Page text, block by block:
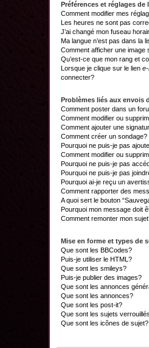
Préférences et réglages de
Comment modifier mes
Les heures ne sont pas
J’ai changé mon fuseau
Ma langue n’est pas dans la
Comment afficher une image
Qu’est-ce que mon rang et
Lorsque je clique sur le lien
connecter?
Problèmes liés aux envois
Comment poster dans un
Comment modifier ou
Comment ajouter une
Comment créer un sondage?
Pourquoi ne puis-je pas
Comment modifier ou
Pourquoi ne puis-je pas
Pourquoi ne puis-je pas
Pourquoi ai-je reçu un
Comment rapporter des
A quoi sert le bouton
Pourquoi mon message doit
Comment remonter mon
Mise en forme et types de
Que sont les BBCodes?
Puis-je utiliser le HTML?
Que sont les smileys?
Puis-je publier des images?
Que sont les annonces
Que sont les annonces?
Que sont les post-it?
Que sont les sujets
Que sont les icônes de sujet?